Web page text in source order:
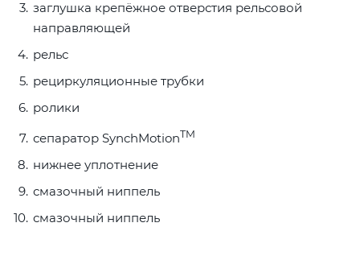
заглушка крепёжное отверстия рельсовой
направляющей
рельс
рециркуляционные трубки
ролики
сепаратор SynchMotionTM
нижнее уплотнение
смазочный ниппель
смазочный ниппель